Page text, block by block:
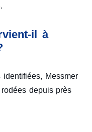
il à
Messmer
depuis près